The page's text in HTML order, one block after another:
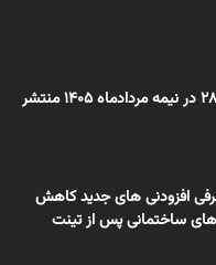
مجله بسپار شماره 286 در نیمه مردادماه 1405 منتشر
افزودنی های جدید کاهش
ساختمانی پس از تینت